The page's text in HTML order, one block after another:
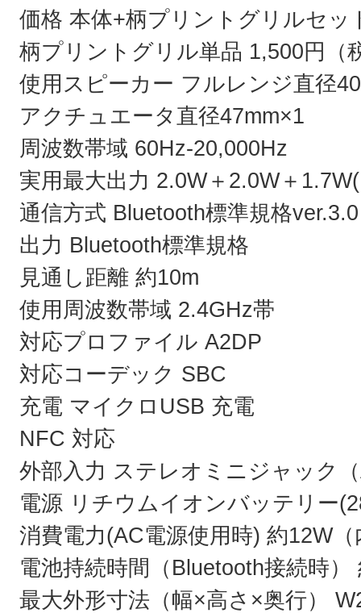
価格 本体+柄プリントグリルセッ
柄プリントグリル単品 1,500円（
使用スピーカー フルレンジ直径
アクチュエータ直径47mm×1
周波数帯域 60Hz-20,000Hz
実用最大出力 2.0W＋2.0W＋
通信方式 Bluetooth標準規格ver.3.0
出力 Bluetooth標準規格
見通し距離 約10m
使用周波数帯域 2.4GHz帯
対応プロファイル A2DP
対応コーデック SBC
充電 マイクロUSB 充電
NFC 対応
外部入力 ステレオミニジャック
電源 リチウムイオンバッテリー
消費電力(AC電源使用時) 約12W
電池持続時間（Bluetooth接続時）
最大外形寸法（幅×高さ×奥行）